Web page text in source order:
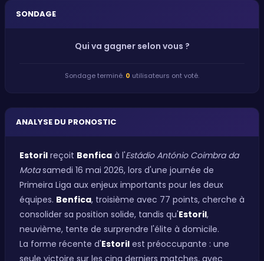
SONDAGE
Qui va gagner selon vous ?
Sondage terminé. 0 utilisateurs ont voté.
ANALYSE DU PRONOSTIC
Estoril reçoit Benfica à l'Estádio António Coimbra da
Motasamedi 16 mai 2026, lors d'une journée de
Primeira Liga aux enjeux importants pour les deux
équipes. Benfica, troisième avec 77 points, cherche à
consolider sa position solide, tandis qu'Estoril,
neuvième, tente de surprendre l'élite à domicile.
La forme récente d'Estoril est préoccupante : une
seule victoire sur les cinq derniers matches, avec